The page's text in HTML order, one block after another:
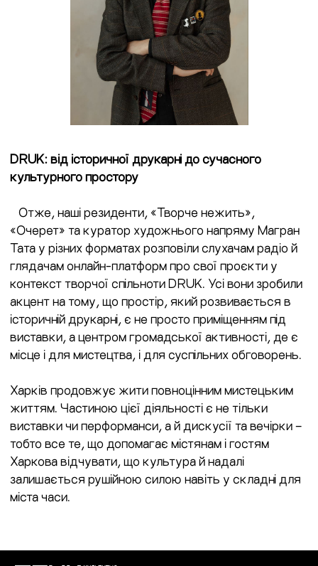
DRUK: від історичної друкарні до сучасного
культурного простору
Отже, наші резиденти, «Творче нежить»,
«Очерет» та куратор художнього напряму Магран
Тата у різних форматах розповіли слухачам радіо й
глядачам онлайн-платформ про свої проєкти у
контекст творчої спільноти DRUK. Усі вони зробили
акцент на тому, що простір, який розвивається в
історичній друкарні, є не просто приміщенням під
виставки, а центром громадської активності, де є
місце і для мистецтва, і для суспільних обговорень.
Харків продовжує жити повноцінним мистецьким
життям. Частиною цієї діяльності є не тільки
виставки чи перформанси, а й дискусії та вечірки –
тобто все те, що допомагає містянам і гостям
Харкова відчувати, що культура й надалі
залишається рушійною силою навіть у складні для
міста часи.